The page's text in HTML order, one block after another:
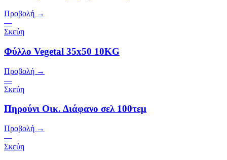
Προβολή →
—
Σκεύη
Φύλλο Vegetal 35x50 10KG
Προβολή →
—
Σκεύη
Πηρούνι Οικ. Διάφανο σελ 100τεμ
Προβολή →
—
Σκεύη